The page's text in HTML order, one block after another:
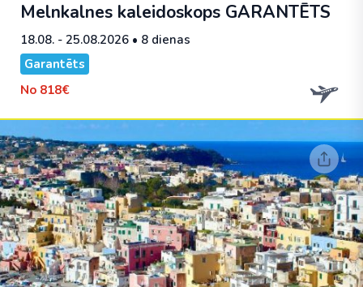
Melnkalnes kaleidoskops GARANTĒTS
18.08. - 25.08.2026 • 8 dienas
Garantēts
No 818€